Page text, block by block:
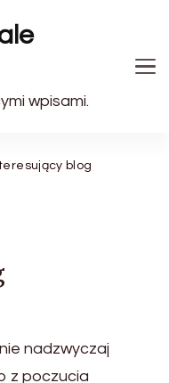
wpisami.
blog
nadzwyczaj
z poczucia